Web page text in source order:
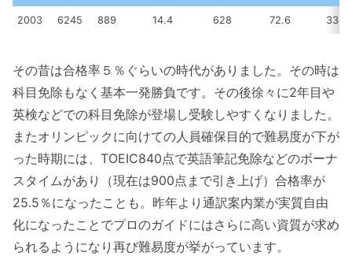
2003 6245 889 14.4 628 72.6 331
その昔は合格率５％ぐらいの時代がありました。その時は
科目免除もなく基本一発勝負です。その後徐々に2年目や
英検などでの科目免除が登場し受験しやすくなりました。
またオリンピックに向けての人員確保目的で難易度が下が
った時期には、TOEIC840点で英語筆記免除などのボーナ
スタイムがあり（現在は900点まで引き上げ）合格率が
25.5％になったことも。昨年より通訳案内業が実質自由
化になったことでプロのガイドにはさらに高い資質が求め
られるようになり再び難易度が挙がっています。